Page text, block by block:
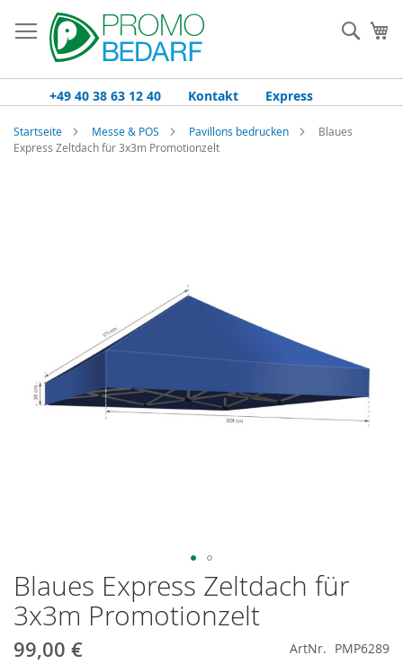
Inhalt
springen
+49 40 38 63 12 40 Kontakt Express
Startseite Messe & POS Pavillons bedrucken
Blaues
Express Zeltdach für 3x3m Promotionzelt
Blaues Express Zeltdach für
3x3m Promotionzelt
99,00 € ArtNr. PMP6289
Zum
Anfang
der
springen